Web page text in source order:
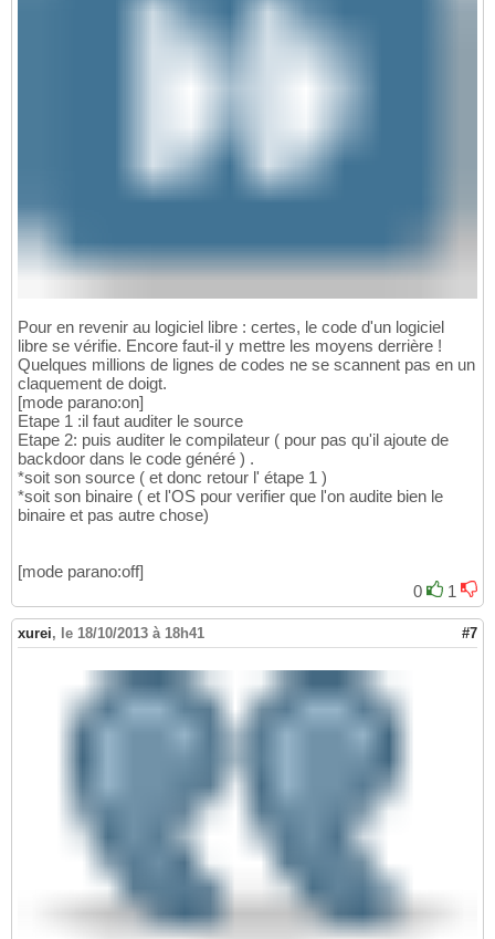
Pour en revenir au logiciel libre : certes, le code d'un logiciel
libre se vérifie. Encore faut-il y mettre les moyens derrière !
Quelques millions de lignes de codes ne se scannent pas en un
claquement de doigt.
[mode parano:on]
Etape 1 :il faut auditer le source
Etape 2: puis auditer le compilateur ( pour pas qu'il ajoute de
backdoor dans le code généré ) .
*soit son source ( et donc retour l' étape 1 )
*soit son binaire ( et l'OS pour verifier que l'on audite bien le
binaire et pas autre chose)
[mode parano:off]
0
1
xurei, le 18/10/2013 à 18h41 #7